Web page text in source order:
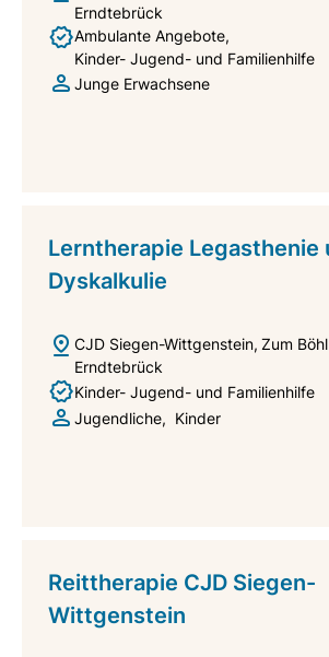
Erndtebrück
Ambulante Angebote
Kinder- Jugend- und Familienhilfe
Junge Erwachsene
Lerntherapie Legasthenie
Dyskalkulie
CJD Siegen-Wittgenstein Zum Böhl
Erndtebrück
Kinder- Jugend- und Familienhilfe
Jugendliche
Kinder
Reittherapie CJD Siegen-
Wittgenstein